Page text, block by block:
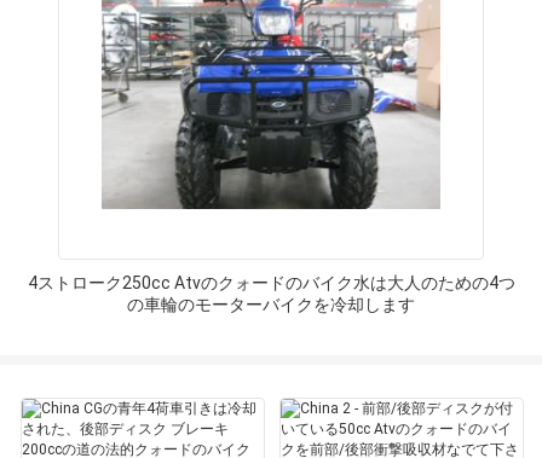
4ストローク250cc Atvのクォードのバイク水は大人のための4つ
の車輪のモーターバイクを冷却します